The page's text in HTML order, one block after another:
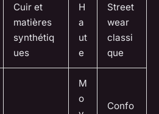
Cuir et
matières
synthétiq
ues
H
a
ut
e
Street
wear
classi
que
M
o
Confo